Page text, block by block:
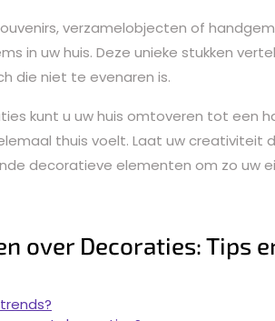
verzamelobjecten of
in uw huis. Deze unieke stukken
die niet te evenaren is.
kunt u uw huis omtoveren tot een
thuis voelt. Laat uw creativiteit
decoratieve elementen om zo uw
over Decoraties: Tips